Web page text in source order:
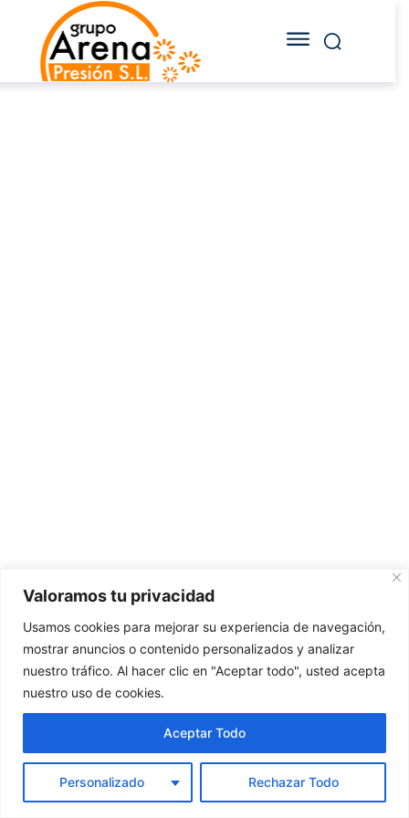
Valoramos tu privacidad
Usamos cookies para mejorar su experiencia de navegación,
mostrar anuncios o contenido personalizados y analizar
nuestro tráfico. Al hacer clic en "Aceptar todo", usted acepta
nuestro uso de cookies.
Personalizado Rechazar Todo
Aceptar Todo
Utilizamos cookies para ofrecerte la mejor experiencia en
nuestra web.
Puedes aprender más sobre qué cookies utilizamos o
desactivarlas en losajustes.
Aceptar